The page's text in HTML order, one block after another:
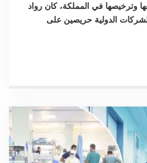
وترخيصها في المملكة، كان رواد
الدولية حريصين على